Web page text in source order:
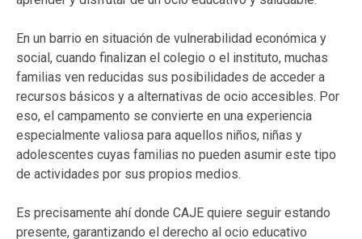
En un barrio en situación de vulnerabilidad económica y
social, cuando finalizan el colegio o el instituto, muchas
familias ven reducidas sus posibilidades de acceder a
recursos básicos y a alternativas de ocio accesibles. Por
eso, el campamento se convierte en una experiencia
especialmente valiosa para aquellos niños, niñas y
adolescentes cuyas familias no pueden asumir este tipo
de actividades por sus propios medios.
Es precisamente ahí donde CAJE quiere seguir estando
presente, garantizando el derecho al ocio educativo